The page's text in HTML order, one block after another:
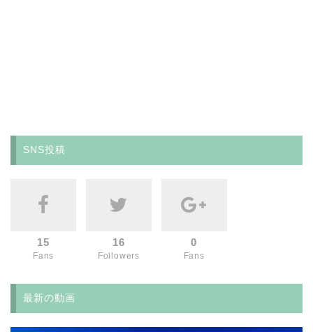
SNS投稿
15
Fans
16
Followers
0
Fans
最新の動画